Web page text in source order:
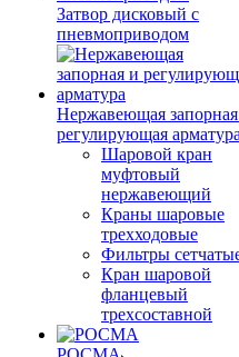
Затвор дисковый с
пневмоприводом
Нержавеющая
регулирующая арматура
Шаровой кран
муфтовый
нержавеющий
Краны шаровые
трехходовые
Фильтры
Кран шаровой
фланцевый
трехсоставной